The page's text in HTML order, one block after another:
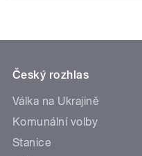
Český rozhlas
Válka na Ukrajině
Komunální volby
Stanice